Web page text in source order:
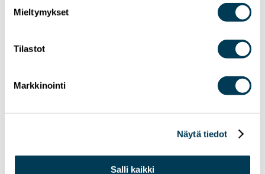
Mieltymykset
Tilastot
Markkinointi
Näytä tiedot
Salli kaikki
Aura Sallan uutiskirje | Heinäkuu 2026